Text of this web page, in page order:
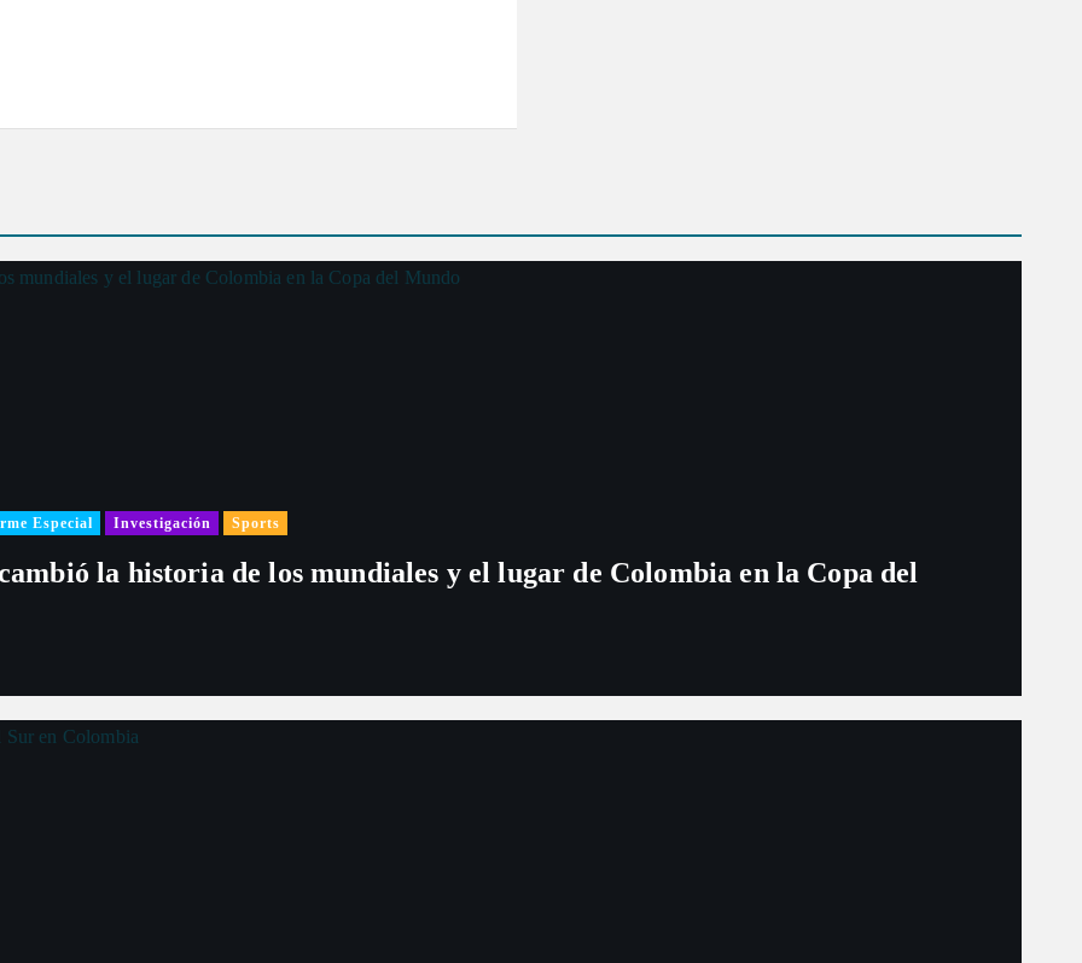
Especial Investigación Sports
la historia de los mundiales y el lugar de Colombia en la Copa del